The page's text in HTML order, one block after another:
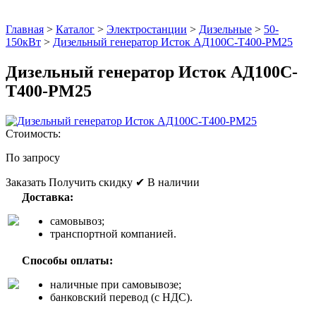
Главная > Каталог > Электростанции > Дизельные > 50-
150кВт > Дизельный генератор Исток АД100С-Т400-РМ25
Дизельный генератор Исток АД100С-
Т400-РМ25
Стоимость:
По запросу
Заказать Получить скидку ✔ В наличии
Доставка:
самовывоз;
транспортной компанией.
Способы оплаты:
наличные при самовывозе;
банковский перевод (с НДС).